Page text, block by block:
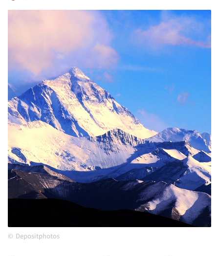
Depositphotos